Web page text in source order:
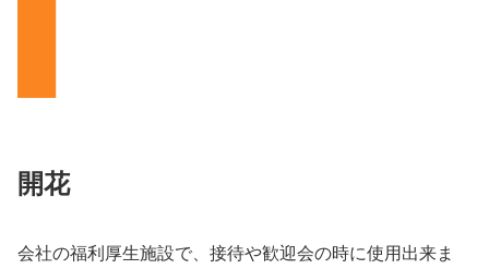
開花
会社の福利厚生施設で、接待や歓迎会の時に使用出来ま